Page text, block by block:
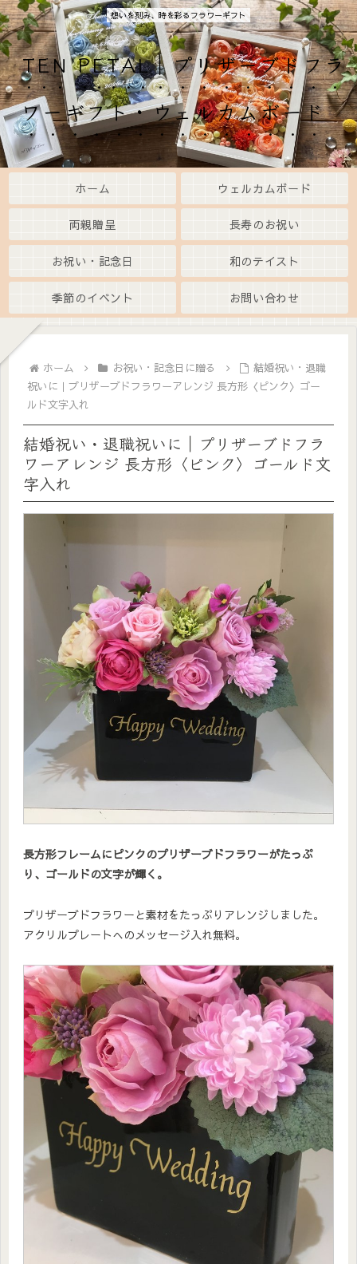
想いを刻み、時を彩るフラワーギフト
TEN PETAL｜プリザーブドフラ
ワーギフト・ウェルカムボード
ホーム ウェルカムボード
両親贈呈 長寿のお祝い
お祝い・記念日 和のテイスト
季節のイベント お問い合わせ
ホーム お祝い・記念日に贈る
結婚祝い・退職
祝いに｜プリザーブドフラワーアレンジ 長方形〈ピンク〉ゴー
ルド文字入れ
結婚祝い・退職祝いに｜プリザーブドフラ
ワーアレンジ 長方形〈ピンク〉ゴールド文
字入れ
長方形フレームにピンクのプリザーブドフラワーがたっぷ
り、ゴールドの文字が輝く。
プリザーブドフラワーと素材をたっぷりアレンジしました。
アクリルプレートへのメッセージ入れ無料。